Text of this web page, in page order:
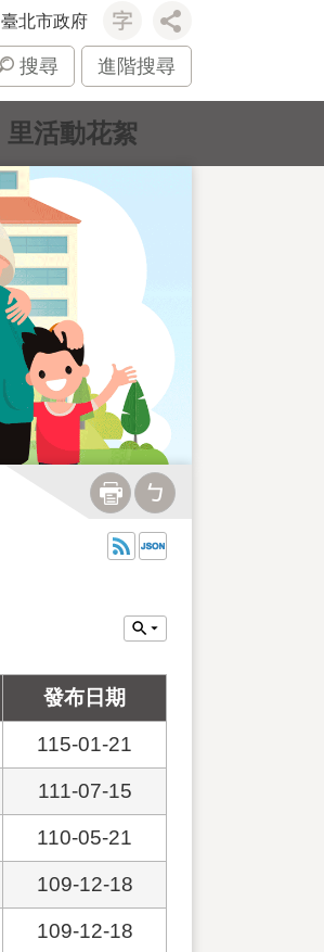
臺北市政府
搜尋 進階搜尋
里活動花絮
發布日期
115-01-21
111-07-15
110-05-21
109-12-18
109-12-18